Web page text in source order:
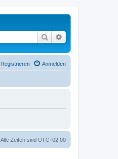
Suche
Anmelden
Registrieren
Alle Zeiten sind UTC+02:00